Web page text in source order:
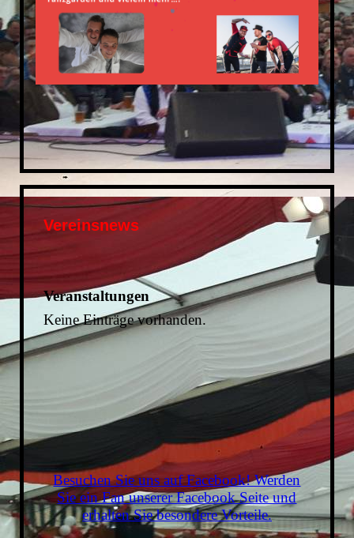
Vereinsnews
Veranstaltungen
Keine Einträge vorhanden.
Besuchen Sie uns auf Facebook! Werden
Sie ein Fan unserer Facebook Seite und
erhalten Sie besondere Vorteile.